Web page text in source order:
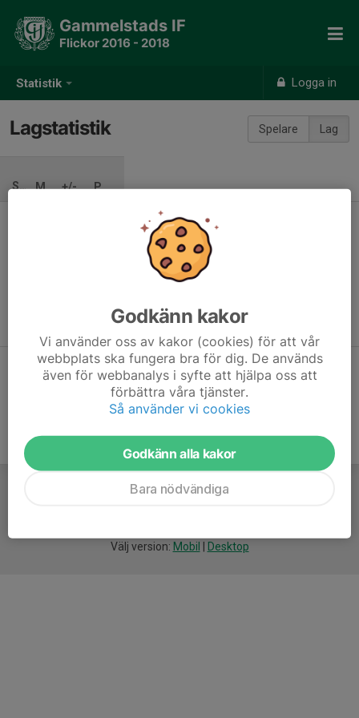
Statistik Logga in
Gammelstads IF
Flickor 2016 - 2018
Spelare Lag
Lagstatistik
SÄSONG M +/- P
Ingen säsong inlagd
Välj version: Mobil Desktop
Godkänn kakor
Vi använder oss av kakor (cookies) för att vår
webbplats ska fungera bra för dig. De används
även för webbanalys i syfte att hjälpa oss att
förbättra våra tjänster.
Så använder vi cookies
Godkänn alla kakor
Bara nödvändiga